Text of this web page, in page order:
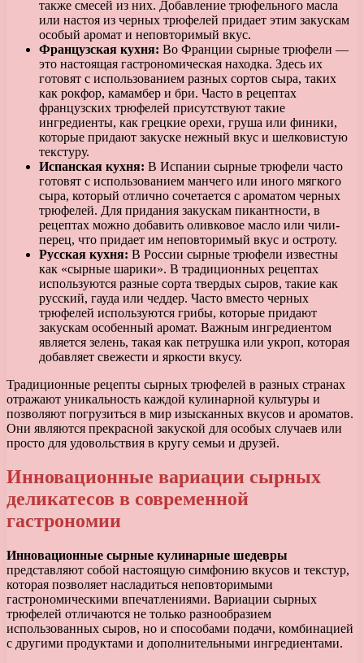
также смесей из них. Добавление трюфельного масла
или настоя из черных трюфелей придает этим закускам
особый аромат и неповторимый вкус.
Французская кухня: Во Франции сырные трюфели —
это настоящая гастрономическая находка. Здесь их
готовят с использованием разных сортов сыра, таких
как рокфор, камамбер и бри. Часто в рецептах
французских трюфелей присутствуют такие
ингредиенты, как грецкие орехи, груша или финики,
которые придают закуске нежный вкус и шелковистую
текстуру.
Испанская кухня: В Испании сырные трюфели часто
готовят с использованием манчего или иного мягкого
сыра, который отлично сочетается с ароматом черных
трюфелей. Для придания закускам пикантности, в
рецептах можно добавить оливковое масло или чили-
перец, что придает им неповторимый вкус и остроту.
Русская кухня: В России сырные трюфели известны
как «сырные шарики». В традиционных рецептах
используются разные сорта твердых сыров, такие как
русский, гауда или чеддер. Часто вместо черных
трюфелей используются грибы, которые придают
закускам особенный аромат. Важным ингредиентом
является зелень, такая как петрушка или укроп, которая
добавляет свежести и яркости вкусу.
Традиционные рецепты сырных трюфелей в разных странах
отражают уникальность каждой кулинарной культуры и
позволяют погрузиться в мир изысканных вкусов и ароматов.
Они являются прекрасной закуской для особых случаев или
просто для удовольствия в кругу семьи и друзей.
Инновационные вариации сырных
деликатесов в современной
гастрономии
Инновационные сырные кулинарные шедевры
представляют собой настоящую симфонию вкусов и текстур,
которая позволяет насладиться неповторимыми
гастрономическими впечатлениями. Вариации сырных
трюфелей отличаются не только разнообразием
использованных сыров, но и способами подачи, комбинацией
с другими продуктами и дополнительными ингредиентами.